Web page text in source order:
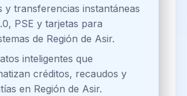
y transferencias instantáneas
PSE y tarjetas para
de Región de Asir.
inteligentes que
créditos, recaudos y
en Región de Asir.